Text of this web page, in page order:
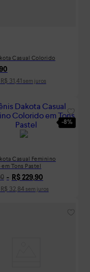
Casual Colorido
R$ 31,41 sem juros
-8%
Casual Feminino
Tons Pastel
R$ 229,90
R$ 32,84sem juros